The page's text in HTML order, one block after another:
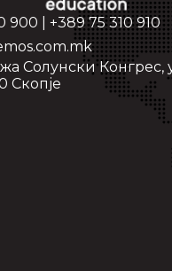
900
+389 75 310 910
Солунски Конгрес,
Скопје